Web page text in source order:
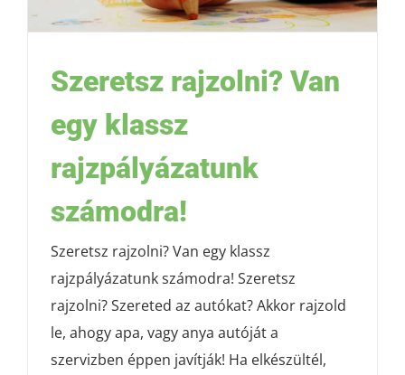
Szeretsz rajzolni? Van
egy klassz
rajzpályázatunk
számodra!
Szeretsz rajzolni? Van egy klassz
rajzpályázatunk számodra! Szeretsz
rajzolni? Szereted az autókat? Akkor rajzold
le, ahogy apa, vagy anya autóját a
szervizben éppen javítják! Ha elkészültél,